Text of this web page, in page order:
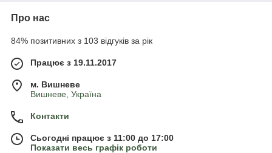
Про нас
84% позитивних з 103 відгуків за рік
Працює з 19.11.2017
м. Вишневе
Вишневе, Україна
Контакти
Сьогодні працює з 11:00 до 17:00
Показати весь графік роботи